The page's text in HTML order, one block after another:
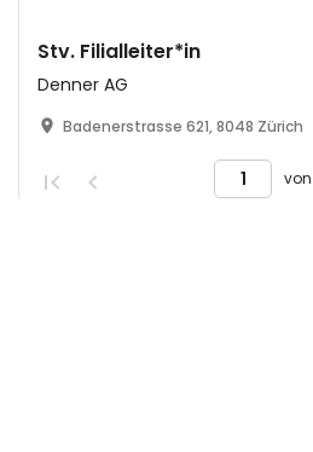
Stv. Filialleiter*in
Denner AG
Badenerstrasse 621, 8048 Zürich